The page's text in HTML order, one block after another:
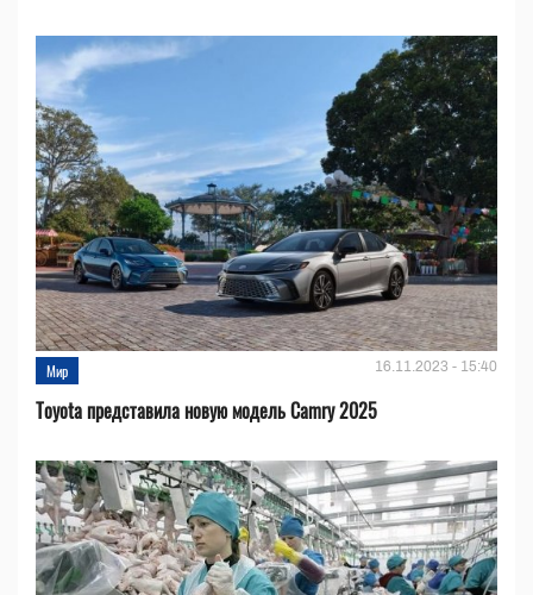
Мир 16.11.2023 - 15:40
Toyota представила новую модель Camry 2025